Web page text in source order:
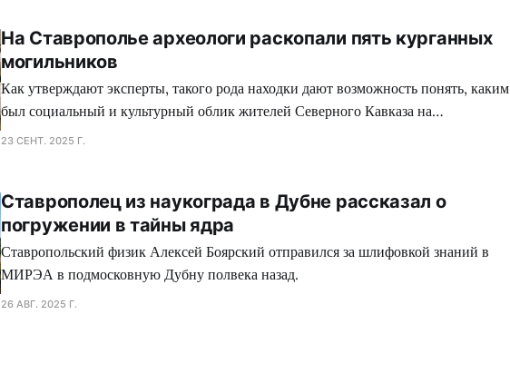
На Ставрополье археологи раскопали пять курганных
могильников
Как утверждают эксперты, такого рода находки дают возможность понять, каким
был социальный и культурный облик жителей Северного Кавказа на
протяжении трех тысячелетий.
23 СЕНТ. 2025 Г.
Ставрополец из наукограда в Дубне рассказал о
погружении в тайны ядра
Ставропольский физик Алексей Боярский отправился за шлифовкой знаний в
МИРЭА в подмосковную Дубну полвека назад.
26 АВГ. 2025 Г.